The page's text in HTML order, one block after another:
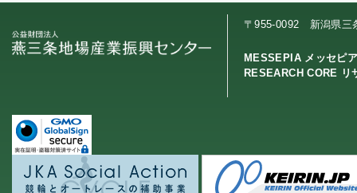
〒955-0092 新潟県三
MESSEPIA メッセピ
RESEARCH CORE リ